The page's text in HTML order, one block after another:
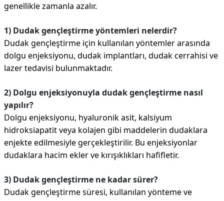
genellikle zamanla azalır.
1) Dudak gençleştirme yöntemleri nelerdir?
Dudak gençleştirme için kullanılan yöntemler arasında
dolgu enjeksiyonu, dudak implantları, dudak cerrahisi ve
lazer tedavisi bulunmaktadır.
2) Dolgu enjeksiyonuyla dudak gençleştirme nasıl
yapılır?
Dolgu enjeksiyonu, hyaluronik asit, kalsiyum
hidroksiapatit veya kolajen gibi maddelerin dudaklara
enjekte edilmesiyle gerçekleştirilir. Bu enjeksiyonlar
dudaklara hacim ekler ve kırışıklıkları hafifletir.
3) Dudak gençleştirme ne kadar sürer?
Dudak gençleştirme süresi, kullanılan yönteme ve